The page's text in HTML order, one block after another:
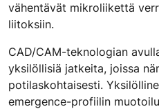
vähentävät mikroliikettä
liitoksiin.
CAD/CAM-teknologian
yksilöllisiä jatkeita, joissa
potilaskohtaisesti.
emergence-profiilin